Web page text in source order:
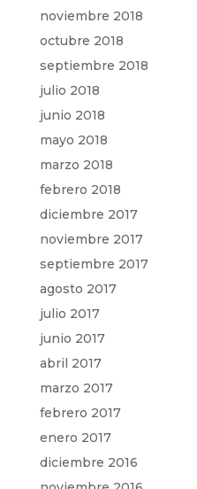
noviembre 2018
octubre 2018
septiembre 2018
julio 2018
junio 2018
mayo 2018
marzo 2018
febrero 2018
diciembre 2017
noviembre 2017
septiembre 2017
agosto 2017
julio 2017
junio 2017
abril 2017
marzo 2017
febrero 2017
enero 2017
diciembre 2016